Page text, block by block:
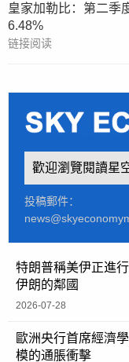
皇家加勒比：第二季
6.48%
链接阅读
歡迎瀏覽閱讀星
投稿郵件：
特朗普稱美伊正進
伊朗的鄰國
2026-07-28
歐洲央行首席經濟
模的通脹衝擊